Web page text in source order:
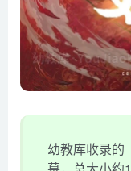
幼教库收录的